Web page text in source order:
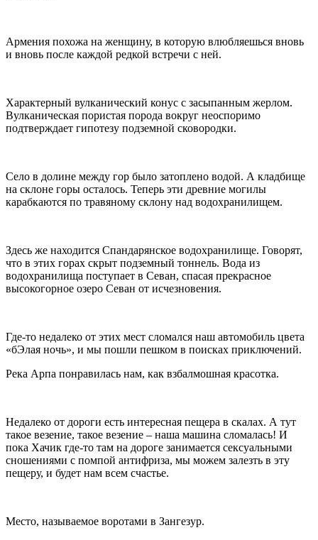
Армения похожа на женщину, в которую влюбляешься вновь
и вновь после каждой редкой встречи с ней.
Характерный вулканический конус с засыпанным жерлом.
Вулканическая пористая порода вокруг неоспоримо
подтверждает гипотезу подземной сковородки.
Село в долине между гор было затоплено водой. А кладбище
на склоне горы осталось. Теперь эти древние могилы
карабкаются по травяному склону над водохранилищем.
Здесь же находится Спандарянское водохранилище. Говорят,
что в этих горах скрыт подземный тоннель. Вода из
водохранилища поступает в Севан, спасая прекрасное
высокогорное озеро Севан от исчезновения.
Где-то недалеко от этих мест сломался наш автомобиль цвета
«бЭлая ночь», и мы пошли пешком в поисках приключений.
Река Арпа понравилась нам, как взбалмошная красотка.
Недалеко от дороги есть интересная пещера в скалах. А тут
такое везение, такое везение – наша машина сломалась! И
пока Хачик где-то там на дороге занимается сексуальными
сношениями с помпой антифриза, мы можем залезть в эту
пещеру, и будет нам всем счастье.
Место, называемое воротами в Зангезур.